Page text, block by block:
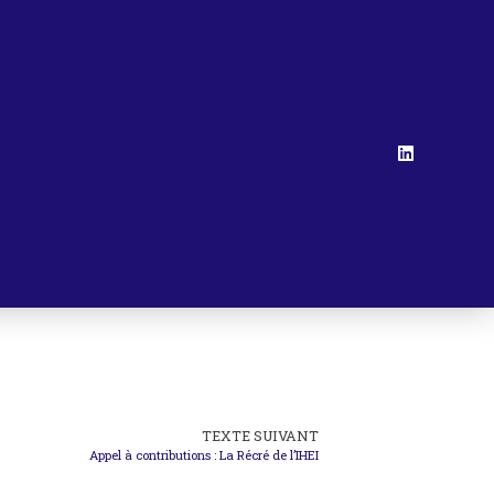
TEXTE SUIVANT
Appel à contributions : La Récré de l’IHEI